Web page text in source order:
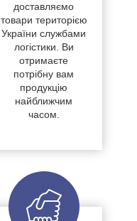
доставляємо
товари територією
України службами
логістики. Ви
отримаєте
потрібну вам
продукцію
найближчим
часом.